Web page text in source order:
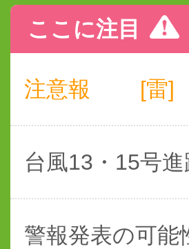
ここに注目
注意報 [雷]
台風13・15号進
警報発表の可能